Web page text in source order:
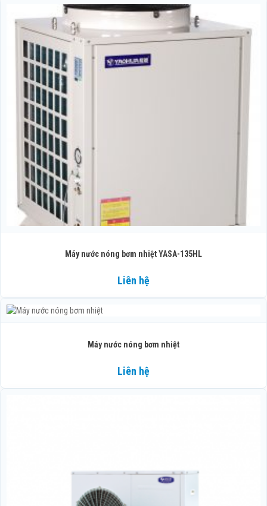
Máy nước nóng bơm nhiệt YASA-135HL
Liên hệ
Máy nước nóng bơm nhiệt
Liên hệ